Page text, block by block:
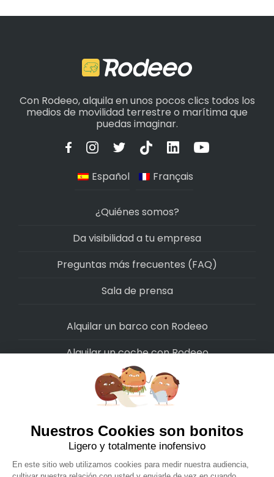
Con Rodeeo, alquila en unos pocos clics todos los
medios de movilidad terrestre o marítima que
puedas imaginar.
Español Français
¿Quiénes somos?
Da visibilidad a tu empresa
Preguntas más frecuentes (FAQ)
Sala de prensa
Alquilar un barco con Rodeeo
Alquilar un coche con Rodeeo
Alquilar una moto con Rodeeo
Alquilar una scooter con Rodeeo
Alquilar una bicicleta con Rodeeo